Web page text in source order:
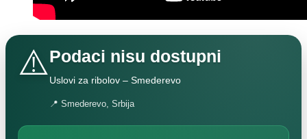
⚠️Podaci nisu dostupni
Uslovi za ribolov – Smederevo
📍 Smederevo, Srbija